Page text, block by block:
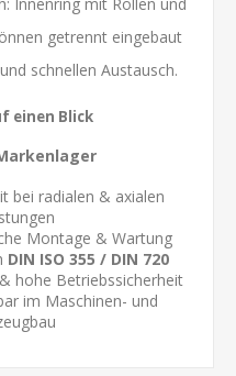
getrennt eingebaut
schnellen Austausch.
einen Blick
bei radialen & axialen
Montage & Wartung
DIN ISO 355 / DIN 720
hohe Betriebssicherheit
im Maschinen- und